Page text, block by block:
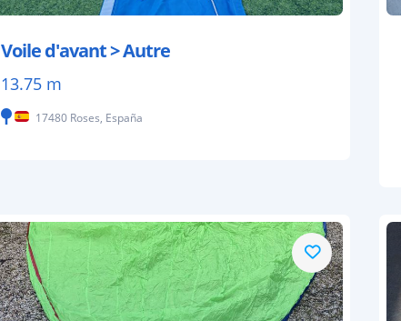
Voile d'avant > Autre
13.75 m
17480 Roses, España